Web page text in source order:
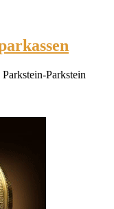
Parkstein